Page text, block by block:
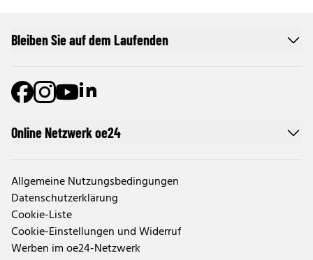
Online Netzwerk oe24
Allgemeine Nutzungsbedingungen
Datenschutzerklärung
Cookie-Liste
Cookie-Einstellungen und Widerruf
Werben im oe24-Netzwerk
Bleiben Sie auf dem Laufenden